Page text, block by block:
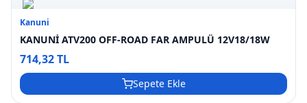
Kanuni
KANUNİ ATV200 OFF-ROAD FAR AMPULÜ 12V18/18W
714,32 TL
Sepete Ekle